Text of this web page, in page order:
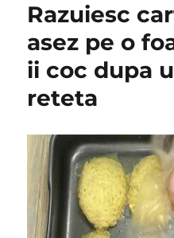
Razuiesc
asez pe o
ii coc dupa
reteta